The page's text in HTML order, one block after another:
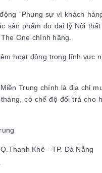
“Phụng sự vì khách
sản phẩm do đại lý Nội
One chính hãng.
hoạt động trong lĩnh vực
Trung chính là địa chỉ
có chế độ đổi trả
Khê - TP. Đà Nẵng